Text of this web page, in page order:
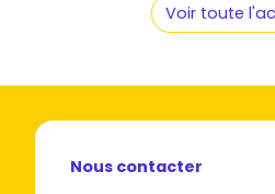
Voir toute
Nous contacter